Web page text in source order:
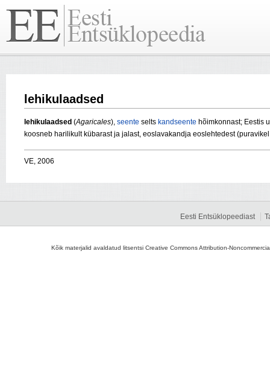
lehikulaadsed
lehikulaadsed (Agaricales), seente selts kandseente hõimkonnast; Eestis
koosneb harilikult kübarast ja jalast, eoslavakandja eoslehtedest
VE, 2006
Eesti Entsüklopeediast
Kõik materjalid avaldatud litsentsi Creative Commons Attribution-